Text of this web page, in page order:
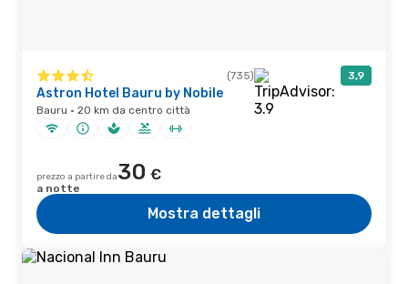
(735) 3,9
Astron Hotel Bauru by Nobile
Bauru · 20 km da centro città
prezzo a partire da30 €
a notte
Mostra dettagli